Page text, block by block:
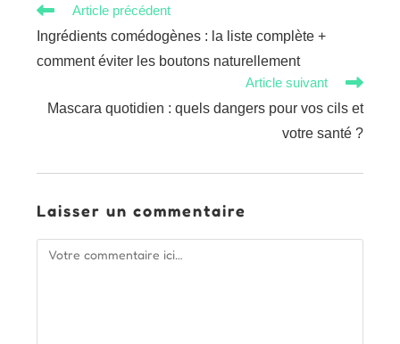
Read
more
articles
Article précédent
Ingrédients comédogènes : la liste complète +
comment éviter les boutons naturellement
Article suivant
Mascara quotidien : quels dangers pour vos cils et
votre santé ?
Laisser un commentaire
Comment